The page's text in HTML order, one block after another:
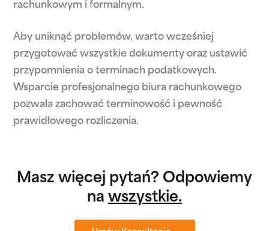
rachunkowym i formalnym.
Aby uniknąć problemów, warto wcześniej
przygotować wszystkie dokumenty oraz ustawić
przypomnienia o terminach podatkowych.
Wsparcie profesjonalnego biura rachunkowego
pozwala zachować terminowość i pewność
prawidłowego rozliczenia.
Masz więcej pytań? Odpowiemy
na wszystkie.